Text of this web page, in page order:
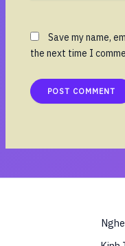
Save my name,
the next time I